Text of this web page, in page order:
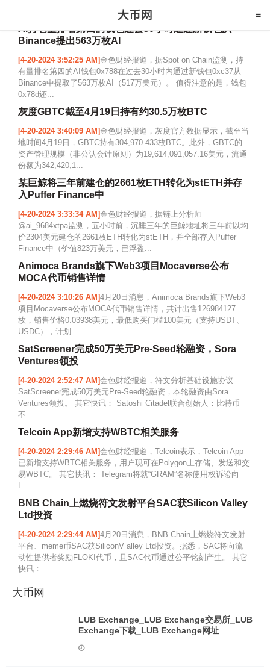
AI持仓量排名第四的钱包过去30小时通过新钱包从
Binance提出563万枚AI
[4-20-2024 3:52:25 AM]金色财经报道，据Spot on Chain监测，持
有量排名第四的AI钱包0x788在过去30小时内通过新钱包0xc37从
Binance中提取了563万枚AI（517万美元）。 值得注意的是，钱包
0x78d还...
灰度GBTC截至4月19日持有约30.5万枚BTC
[4-20-2024 3:40:09 AM]金色财经报道，灰度官方数据显示，截至当
地时间4月19日，GBTC持有304,970.433枚BTC。此外，GBTC的
资产管理规模（非公认会计原则）为19,614,091,057.16美元，流通
份额为342,420,1...
某巨鲸将三年前建仓的2661枚ETH转化为stETH并存
入Puffer Finance中
[4-20-2024 3:33:34 AM]金色财经报道，据链上分析师
@ai_9684xtpa监测，五小时前，沉睡三年的巨鲸地址将三年前以均
价2304美元建仓的2661枚ETH转化为stETH，并全部存入Puffer
Finance中（价值823万美元，已浮盈...
Animoca Brands旗下Web3项目Mocaverse公布
MOCA代币销售详情
[4-20-2024 3:10:26 AM]4月20日消息，Animoca Brands旗下Web3
项目Mocaverse公布MOCA代币销售详情，共计出售126984127
枚，销售价格0.03938美元，最低购买门槛100美元（支持USDT、
USDC），计划...
SatScreener完成50万美元Pre-Seed轮融资，Sora
Ventures领投
[4-20-2024 2:52:47 AM]金色财经报道，符文分析基础设施协议
SatScreener完成50万美元Pre-Seed轮融资，本轮融资由Sora
Ventures领投。 其它快讯： Satoshi Citadel联合创始人：比特币
不...
Telcoin App新增支持WBTC相关服务
[4-20-2024 2:29:46 AM]金色财经报道，Telcoin表示，Telcoin App
已新增支持WBTC相关服务，用户现可在Polygon上存储、发送和交
易WBTC。 其它快讯： Telegram将就“GRAM”名称使用权诉讼向
L...
BNB Chain上燃烧符文发射平台SAC获Silicon Valley
Ltd投资
[4-20-2024 2:29:44 AM]4月20日消息，BNB Chain上燃烧符文发射
平台、meme币SAC获SiliconV alley Ltd投资。据悉，SAC将向流
动性提供者奖励FLOKI代币，且SAC代币通过公平铭刻产生。 其它
快讯： ...
大币网
LUB Exchange_LUB Exchange交易所_LUB
Exchange下载_LUB Exchange网址